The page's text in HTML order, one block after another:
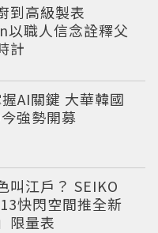
到高級製表
職人信念詮釋父
計
AI關鍵 大華韓國
強勢開募
叫江戶？ SEIKO
快閃空間推全新
限量表